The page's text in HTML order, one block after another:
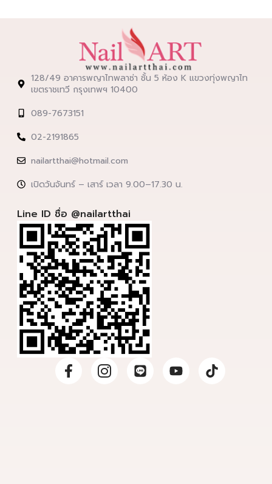
128/49 อาคารพญาไทพลาซ่า ชั้น 5 ห้อง K แขวงทุ่งพญาไท
เขตราชเทวี กรุงเทพฯ 10400
089-7673151
02-2191865
nailartthai@hotmail.com
เปิดวันจันทร์ – เสาร์ เวลา 9.00–17.30 น.
Line ID ชื่อ @nailartthai